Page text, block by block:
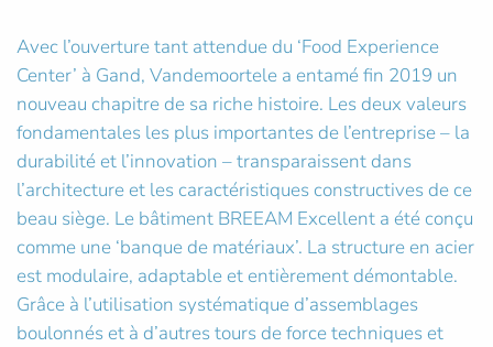
Avec l’ouverture tant attendue du ‘Food Experience
Center’ à Gand, Vandemoortele a entamé fin 2019 un
nouveau chapitre de sa riche histoire. Les deux valeurs
fondamentales les plus importantes de l’entreprise – la
durabilité et l’innovation – transparaissent dans
l’architecture et les caractéristiques constructives de ce
beau siège. Le bâtiment BREEAM Excellent a été conçu
comme une ‘banque de matériaux’. La structure en acier
est modulaire, adaptable et entièrement démontable.
Grâce à l’utilisation systématique d’assemblages
boulonnés et à d’autres tours de force techniques et